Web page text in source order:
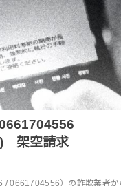
架空請求
/ 0661704556）の詐欺業者か